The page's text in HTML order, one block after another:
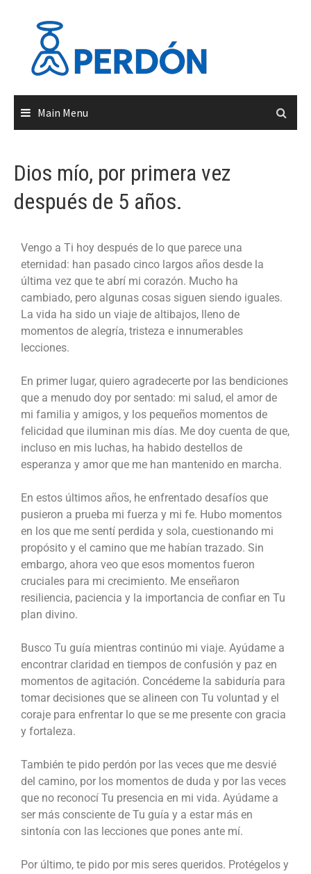
Main Menu
Dios mío, por primera vez
después de 5 años.
Vengo a Ti hoy después de lo que parece una
eternidad: han pasado cinco largos años desde la
última vez que te abrí mi corazón. Mucho ha
cambiado, pero algunas cosas siguen siendo iguales.
La vida ha sido un viaje de altibajos, lleno de
momentos de alegría, tristeza e innumerables
lecciones.
En primer lugar, quiero agradecerte por las bendiciones
que a menudo doy por sentado: mi salud, el amor de
mi familia y amigos, y los pequeños momentos de
felicidad que iluminan mis días. Me doy cuenta de que,
incluso en mis luchas, ha habido destellos de
esperanza y amor que me han mantenido en marcha.
En estos últimos años, he enfrentado desafíos que
pusieron a prueba mi fuerza y ​​mi fe. Hubo momentos
en los que me sentí perdida y sola, cuestionando mi
propósito y el camino que me habían trazado. Sin
embargo, ahora veo que esos momentos fueron
cruciales para mi crecimiento. Me enseñaron
resiliencia, paciencia y la importancia de confiar en Tu
plan divino.
Busco Tu guía mientras continúo mi viaje. Ayúdame a
encontrar claridad en tiempos de confusión y paz en
momentos de agitación. Concédeme la sabiduría para
tomar decisiones que se alineen con Tu voluntad y el
coraje para enfrentar lo que se me presente con gracia
y fortaleza.
También te pido perdón por las veces que me desvié
del camino, por los momentos de duda y por las veces
que no reconocí Tu presencia en mi vida. Ayúdame a
ser más consciente de Tu guía y a estar más en
sintonía con las lecciones que pones ante mí.
Por último, te pido por mis seres queridos. Protégelos y